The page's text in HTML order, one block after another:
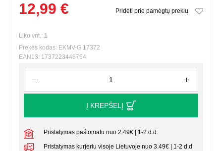
12,99 € Pridėti prie pamėgtų prekių
Liko vnt.: 1
Prekės kodas: EKMV-G 17372
EAN13: 1737223446764
Į KREPŠELĮ
Pristatymas paštomatu nuo 2.49€ | 1-2 d.d.
Pristatymas kurjeriu visoje Lietuvoje nuo 3.49€ | 1-2 d.d